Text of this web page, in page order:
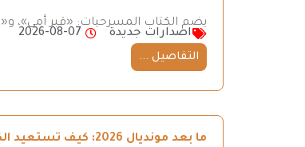
يضم الكتاب المسرحيات: «قبر أمي»،
اصدارات جديدة
2026-08-07
التفاصيل ...
ما بعد مونديال 2026: كيف تستعيد الكرة العراقية طريقها إلى المنافسة